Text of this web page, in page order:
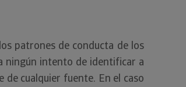
patrones de conducta de los
ningún intento de identificar a
cualquier fuente. En el caso